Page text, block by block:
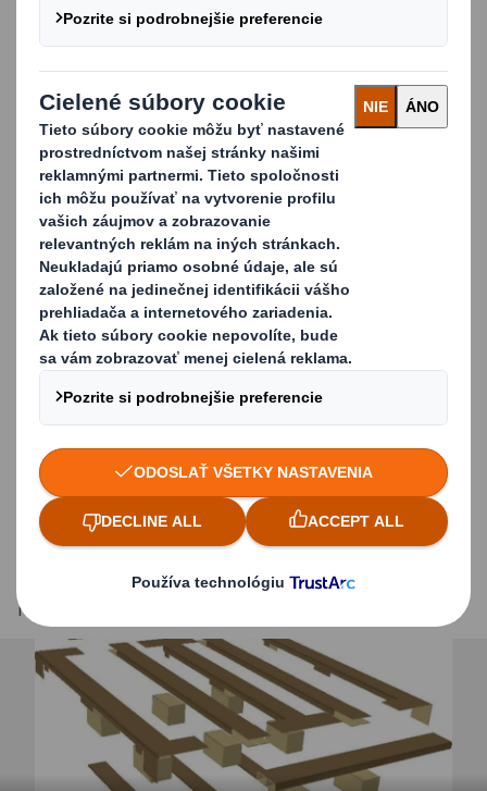
Na rozdiel od drevených paliet sa pri používaní paliet DS
Smith PaPillOn nemusíte obávať plesní alebo
mikroorganizmov – nie je potrebné žiadne tepelné
spracovanie. Neobsahujú klince ani sponky, takže riziko
poranenia je nižšie. Žiadny prach, žiadna špina – čistota je
zaručená.
Flexibilné
Vďaka jedinečnej konštrukcii profilu je produkt DS Smith
PaPillOn extrémne pevný a robustný, no zároveň
flexibilný v konštrukcii a veľkosti. Palety DS Smith
PaPillOn sú vhodné pre vysokozdvižné vozíky, paletové
zdviháky a systém dopravníkových pásov.
Ekvivalent k EUR palete
Paleta DS Smith PaPillOn má rovnakú funkčnosť a
vlastnosti ako štandardná EUR paleta. K dispozícii sú tri
rôzne typy. Manipulácia je jednoduchá a ergonomická. Na
rozdiel od drevených paliet nie je potrebná žiadna
tepelná úprava.
Konštrukcia
Má 9 blokov a môžete si navoliť 3 spodné preklady.
Carousel. Use previous and next buttons to move